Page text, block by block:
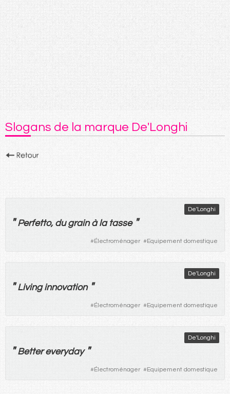
Slogans de la marque De'Longhi
De'Longhi
"Perfetto, du grain à la tasse "
#Électroménager #Equipement domestique
De'Longhi
"Living innovation "
#Électroménager #Equipement domestique
De'Longhi
"Better everyday "
#Électroménager #Equipement domestique